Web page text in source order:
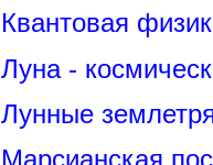
Квантовая
Луна -
Лунные